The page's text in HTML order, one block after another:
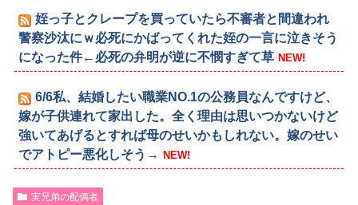
姪っ子とクレープを買っていたら不審者と間違われ
警察沙汰にｗ必死にかばってくれた姪の一言に泣きそう
になった件←必死の弁明が逆に不憫すぎて草 NEW!
6/6私、結婚したい職業NO.1の公務員なんですけど、
嫁が子供連れて家出した。全く理由は思いつかないけど
強いてあげるとすれば母のせいかもしれない。嫁のせい
でアトピー悪化しそう→
NEW!
実兄弟の配偶者